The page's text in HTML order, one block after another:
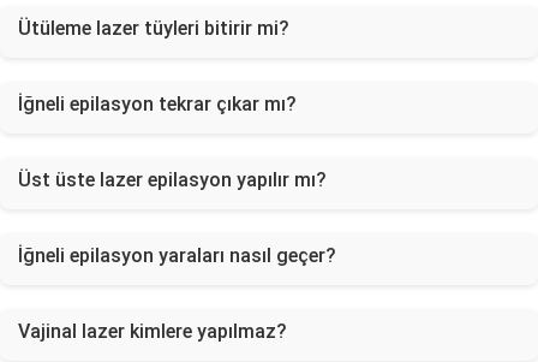
Ütüleme lazer tüyleri bitirir mi?
İğneli epilasyon tekrar çıkar mı?
Üst üste lazer epilasyon yapılır mı?
İğneli epilasyon yaraları nasıl geçer?
Vajinal lazer kimlere yapılmaz?